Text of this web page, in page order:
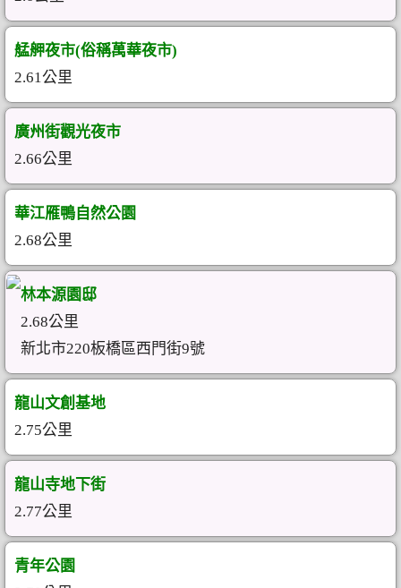
艋舺夜市(俗稱萬華夜市)
2.61公里
廣州街觀光夜市
2.66公里
華江雁鴨自然公園
2.68公里
林本源園邸
2.68公里
新北市220板橋區西門街9號
龍山文創基地
2.75公里
龍山寺地下街
2.77公里
青年公園